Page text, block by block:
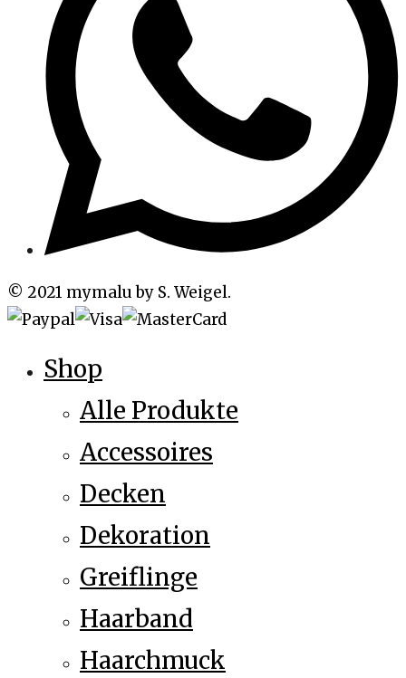
© 2021 mymalu by S. Weigel.
Shop
Alle Produkte
Accessoires
Decken
Dekoration
Greiflinge
Haarband
Haarchmuck